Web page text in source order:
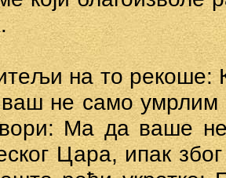
на то рекоше:
не само умрлим
Ма да ваше
Цара, ипак